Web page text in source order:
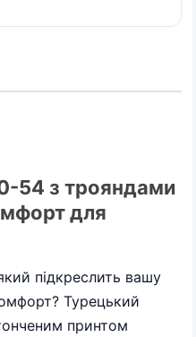
54 з трояндами
для
підкреслить вашу
Турецький
принтом